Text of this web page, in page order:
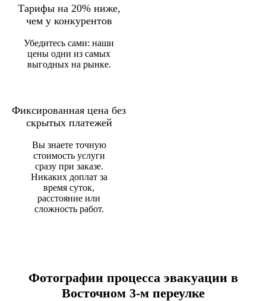
Тарифы на 20% ниже,
чем у конкурентов
Убедитесь сами: наши
цены одни из самых
выгодных на рынке.
Фиксированная цена без
скрытых платежей
Вы знаете точную
стоимость услуги
сразу при заказе.
Никаких доплат за
время суток,
расстояние или
сложность работ.
Фотографии процесса эвакуации в
Восточном 3-м переулке